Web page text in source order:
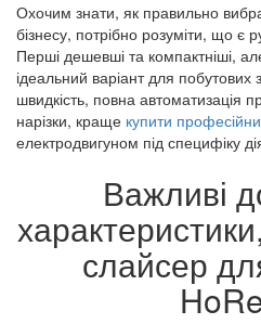
Охочим знати, як правильно
бізнесу, потрібно розуміти, що є
Перші дешевші та компактніші,
ідеальний варіант для
швидкість, повна автоматизація
нарізки, краще купити
електродвигуном під специфіку
Важливі
слайсер